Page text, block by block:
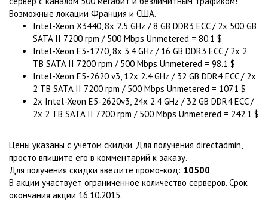
Возможные локации Франция и США.
Intel-Xeon X3440, 8x 2.5 GHz / 8 GB DDR3 ECC / 2x 500 GB
SATA II 7200 rpm / 500 Mbps Unmetered = 80.1 $
Intel-Xeon E3-1270, 8x 3.4 GHz / 16 GB DDR3 ECC / 2x 2
TB SATA II 7200 rpm / 500 Mbps Unmetered = 98.1 $
Intel-Xeon E5-2620 v3, 12x 2.4 GHz / 32 GB DDR4 ECC / 2x
2 TB SATA II 7200 rpm / 500 Mbps Unmetered = 107.1 $
2x Intel-Xeon E5-2620v3, 24x 2.4 GHz / 32 GB DDR4 ECC /
2x 2 TB SATA II 7200 rpm / 500 Mbps Unmetered = 242.1 $
Цены указаны с учетом скидки. Для получения directadmin,
просто впишите его в комментарий к заказу.
Для получения скидки введите промо-код: 10500
В акции участвует ограниченное количество серверов. Срок
окончания акции 16.10.2015.